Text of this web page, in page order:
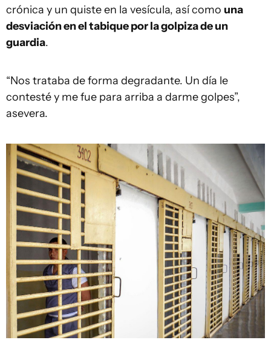
crónica y un quiste en la vesícula, así como una
desviación en el tabique por la golpiza de un
guardia.
“Nos trataba de forma degradante. Un día le
contesté y me fue para arriba a darme golpes”,
asevera.